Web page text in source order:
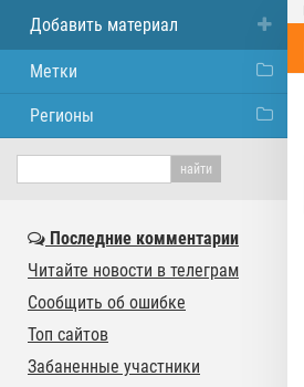
Добавить материал
Метки
Регионы
Последние комментарии
Читайте новости в телеграм
Сообщить об ошибке
Топ сайтов
Забаненные участники